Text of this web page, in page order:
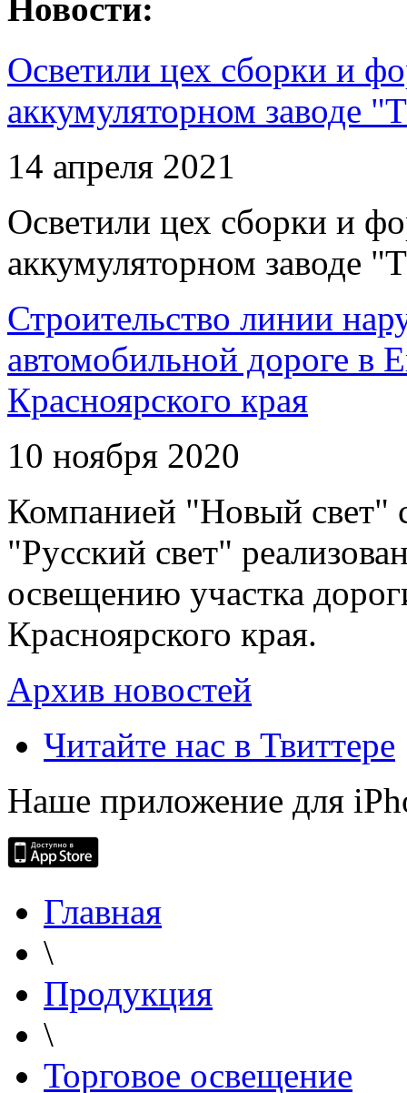
Новости:
Осветили цех сборки и
аккумуляторном заводе
14 апреля 2021
Осветили цех сборки и
аккумуляторном заводе
Строительство линии
автомобильной дороге в
Красноярского края
10 ноября 2020
Компанией "Новый свет"
"Русский свет"
освещению участка
Красноярского края.
Архив новостей
Читайте нас в Твиттере
Наше приложение для
Главная
\
Продукция
\
Торговое освещение